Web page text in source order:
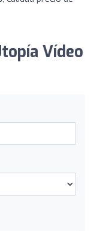
Vídeo